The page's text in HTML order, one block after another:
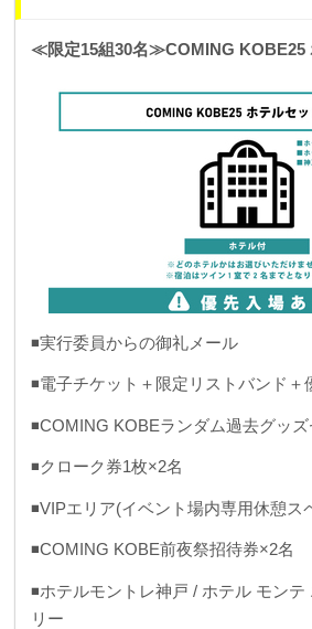
≪限定15組30名≫COMING KOBE25
◾️実行委員からの御礼メール
◾️電子チケット＋限定リストバンド＋
◾️COMING KOBEランダム過去グッズ
◾️クローク券1枚×2名
◾️VIPエリア(イベント場内専用休憩ス
◾️COMING KOBE前夜祭招待券×2名
◾️ホテルモントレ神戸 / ホテル モン
リー